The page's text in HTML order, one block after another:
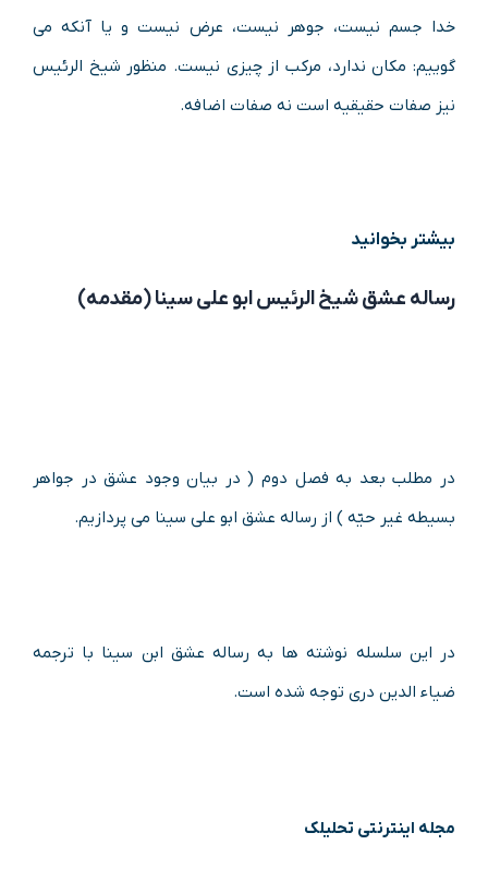
خدا جسم نیست، جوهر نیست، عرض نیست و یا آنکه می
گوییم: مکان ندارد، مرکب از چیزی نیست. منظور شیخ الرئیس
نیز صفات حقیقیه است نه صفات اضافه.
بیشتر بخوانید
رساله عشق شیخ الرئیس ابو علی سینا (مقدمه)
در مطلب بعد به فصل دوم ( در بیان وجود عشق در جواهر
بسیطه غیر حیّه ) از رساله عشق ابو علی سینا می پردازیم.
در این سلسله نوشته ها به رساله عشق ابن سینا با ترجمه
ضیاء الدین دری توجه شده است.
مجله اینترنتی تحلیلک